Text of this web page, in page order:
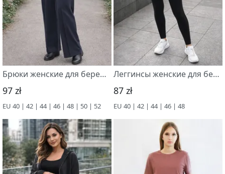
Брюки женские для беременных, 56064,
97 zł
EU 40 | 42 | 44 | 46 | 48 | 50 | 52
Леггинсы женские для беременных, 56062
87 zł
EU 40 | 42 | 44 | 46 | 48